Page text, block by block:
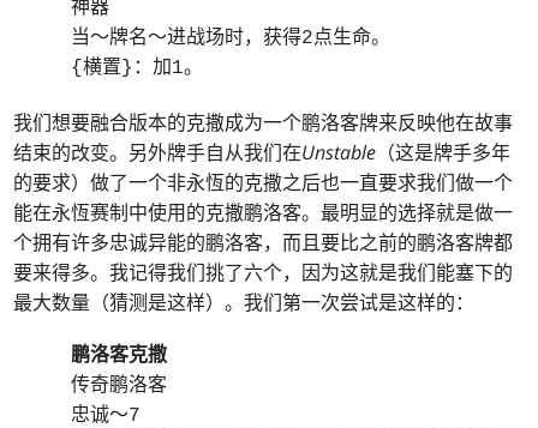
神器
当～牌名～进战场时，获得2点生命。
{横置}：加1。
我们想要融合版本的克撒成为一个鹏洛客牌来反映他在故事
结束的改变。另外牌手自从我们在Unstable （这是牌手多年
的要求）做了一个非永恆的克撒之后也一直要求我们做一个
能在永恆赛制中使用的克撒鹏洛客。最明显的选择就是做一
个拥有许多忠诚异能的鹏洛客，而且要比之前的鹏洛客牌都
要来得多。我记得我们挑了六个，因为这就是我们能塞下的
最大数量（猜测是这样）。我们第一次尝试是这样的：
鹏洛客克撒
传奇鹏洛客
忠诚～7